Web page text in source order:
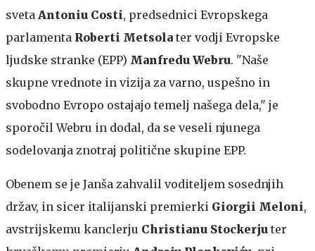
sveta Antoniu Costi, predsednici Evropskega
parlamenta Roberti Metsola ter vodji Evropske
ljudske stranke (EPP) Manfredu Webru. "Naše
skupne vrednote in vizija za varno, uspešno in
svobodno Evropo ostajajo temelj našega dela," je
sporočil Webru in dodal, da se veseli njunega
sodelovanja znotraj politične skupine EPP.
Obenem se je Janša zahvalil voditeljem sosednjih
držav, in sicer italijanski premierki Giorgii Meloni,
avstrijskemu kanclerju Christianu Stockerju ter